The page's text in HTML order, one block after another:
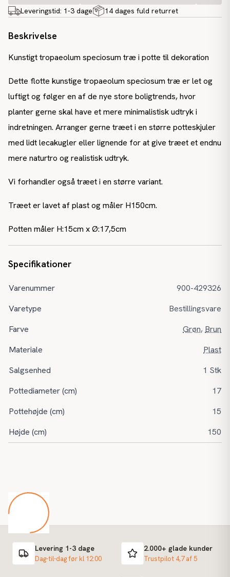
Leveringstid: 1-3 dage 14 dages fuld returret
Beskrivelse
Kunstigt tropaeolum speciosum træ i potte til dekoration
Dette flotte kunstige tropaeolum speciosum træ er let og
luftigt og følger en af de nye store boligtrends, hvor
planter gerne skal have et mere minimalistisk udtryk i
indretningen. Arranger gerne træet i en større potteskjuler
med lidt lecakugler eller lignende for at give træet et endnu
mere naturtro og realistisk udtryk.
Vi forhandler også træet i en større variant.
Træet er lavet af plast og måler H150cm.
Potten måler H:15cm x Ø:17,5cm
Specifikationer
Varenummer
900-429326
Varetype
Bestillingsvare
Farve
Grøn, Brun
Materiale
Plast
Salgsenhed
1 Stk
Pottediameter (cm)
17
Pottehøjde (cm)
15
Højde (cm)
150
Levering 1-3 dage
Dag-til-dag før kl 12:00
2.000+ glade kunder
Trustpilot 4,7 af 5